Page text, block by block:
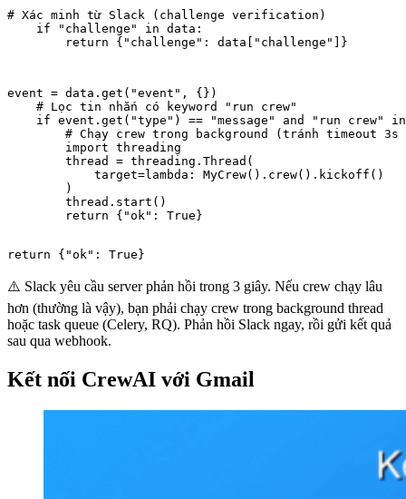
# Xác minh từ Slack (challenge verification)
    if "challenge" in data:
        return {"challenge": data["challenge"]}
event = data.get("event", {})
    # Lọc tin nhắn có keyword "run crew"
if event.get("type") == "message" and "run crew"
# Chạy crew trong background (tránh timeout 3s
        import threading
        thread = threading.Thread(
            target=lambda: MyCrew().crew().kickoff()
        )
        thread.start()
        return {"ok": True}
return {"ok": True}
⚠️ Slack yêu cầu server phản hồi trong 3 giây. Nếu crew chạy lâu
hơn (thường là vậy), bạn phải chạy crew trong background thread
hoặc task queue (Celery, RQ). Phản hồi Slack ngay, rồi gửi kết quả
sau qua webhook.
Kết nối CrewAI với Gmail